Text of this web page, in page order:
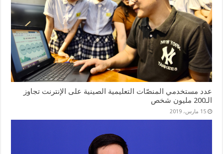
عدد مستخدمي المنصّات التعليمية الصينية على الإنترنت تجاوز
الـ200 مليون شخص
15 مارس، 2019